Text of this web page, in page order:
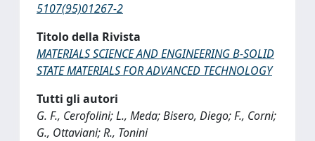
5107(95)01267-2
Titolo della Rivista
MATERIALS SCIENCE AND ENGINEERING B-SOLID
STATE MATERIALS FOR ADVANCED TECHNOLOGY
Tutti gli autori
G. F., Cerofolini; L., Meda; Bisero, Diego; F., Corni;
G., Ottaviani; R., Tonini